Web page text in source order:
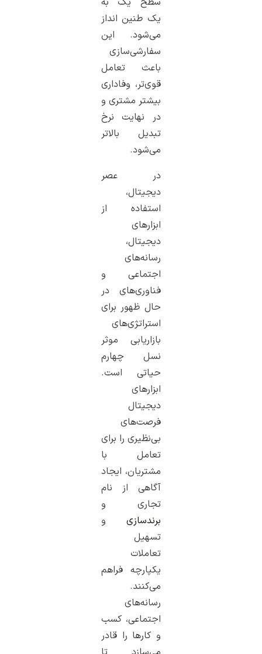
یک طنین انداز
می‌شود. این
سفارشی‌سازی
باعث تعامل
قوی‌تر، وفاداری
بیشتر مشتری و
در نهایت نرخ
تبدیل بالاتر
می‌شود.
در عصر
دیجیتال،
استفاده از
ابزارهای
دیجیتال،
رسانه‌های
اجتماعی و
فناوری‌های در
حال ظهور برای
استراتژی‌های
بازاریابی موثر
نسل چهارم
حیاتی است.
ابزارهای
دیجیتال
فرصت‌های
بی‌نظیری را برای
تعامل با
مشتریان، ایجاد
آگاهی از نام
تجاری و
برندسازیو
تسهیل
تعاملات
یکپارچه فراهم
می‌کنند.
رسانه‌های
اجتماعی، کسب
و کارها را قادر